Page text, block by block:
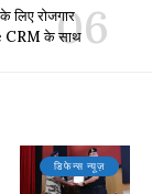
लिए रोजगार
CRM के साथ
डिफेन्स न्यूज़